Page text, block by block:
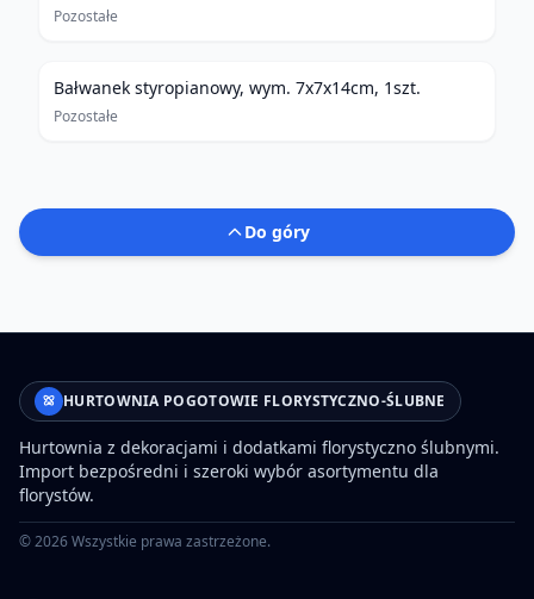
Pozostałe
Bałwanek styropianowy, wym. 7x7x14cm, 1szt.
Pozostałe
Do góry
HURTOWNIA POGOTOWIE FLORYSTYCZNO-ŚLUBNE
Hurtownia z dekoracjami i dodatkami florystyczno ślubnymi.
Import bezpośredni i szeroki wybór asortymentu dla
florystów.
©2026Wszystkie prawa zastrzeżone.